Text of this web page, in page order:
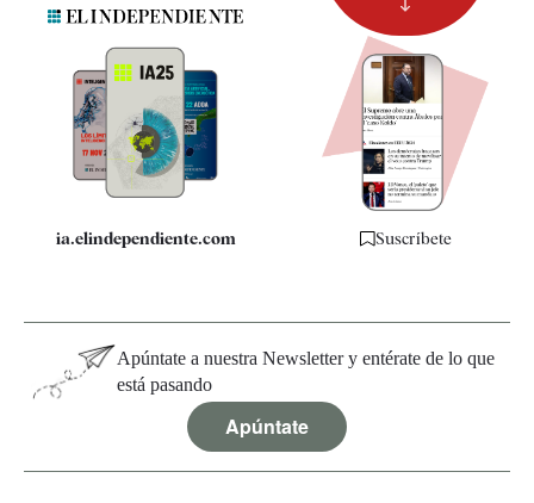
Quiénes somos
Especificaciones
ia.elindependiente.com Suscríbete
Apúntate a nuestra Newsletter y entérate de lo que
está pasando
Apúntate